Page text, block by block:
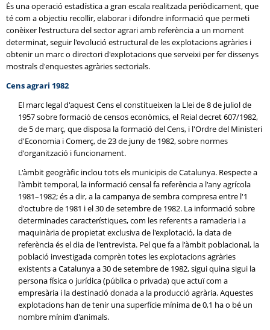
És una operació estadística a gran escala realitzada periòdicament, que
té com a objectiu recollir, elaborar i difondre informació que permeti
conèixer l'estructura del sector agrari amb referència a un moment
determinat, seguir l'evolució estructural de les explotacions agràries i
obtenir un marc o directori d'explotacions que serveixi per fer dissenys
mostrals d'enquestes agràries sectorials.
Cens agrari 1982
El marc legal d'aquest Cens el constitueixen la Llei de 8 de juliol de
1957 sobre formació de censos econòmics, el Reial decret 607/1982,
de 5 de març, que disposa la formació del Cens, i l'Ordre del Ministeri
d'Economia i Comerç, de 23 de juny de 1982, sobre normes
d'organització i funcionament.
L'àmbit geogràfic inclou tots els municipis de Catalunya. Respecte a
l'àmbit temporal, la informació censal fa referència a l'any agrícola
1981–1982; és a dir, a la campanya de sembra compresa entre l'1
d'octubre de 1981 i el 30 de setembre de 1982. La informació sobre
determinades característiques, com les referents a ramaderia i a
maquinària de propietat exclusiva de l'explotació, la data de
referència és el dia de l'entrevista. Pel que fa a l'àmbit poblacional, la
població investigada comprèn totes les explotacions agràries
existents a Catalunya a 30 de setembre de 1982, sigui quina sigui la
persona física o jurídica (pública o privada) que actuï com a
empresària i la destinació donada a la producció agrària. Aquestes
explotacions han de tenir una superfície mínima de 0,1 ha o bé un
nombre mínim d'animals.